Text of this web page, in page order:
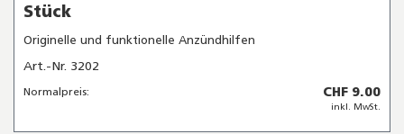
Stück
Originelle und funktionelle Anzündhilfen
Art.-Nr. 3202
Normalpreis: CHF 9.00
inkl. MwSt.